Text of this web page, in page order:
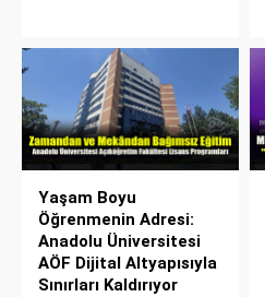
Yaşam Boyu
Öğrenmenin Adresi:
Anadolu Üniversitesi
AÖF Dijital Altyapısıyla
Sınırları Kaldırıyor